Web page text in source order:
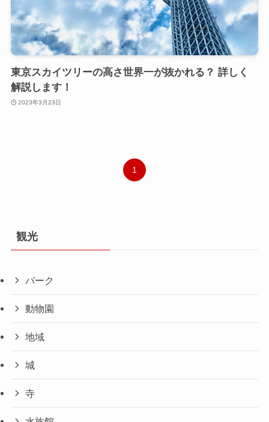
東京スカイツリーの高さ世界一が抜かれる？ 詳しく
解説します！
2023年3月23日
1
観光
パーク
動物園
地域
城
寺